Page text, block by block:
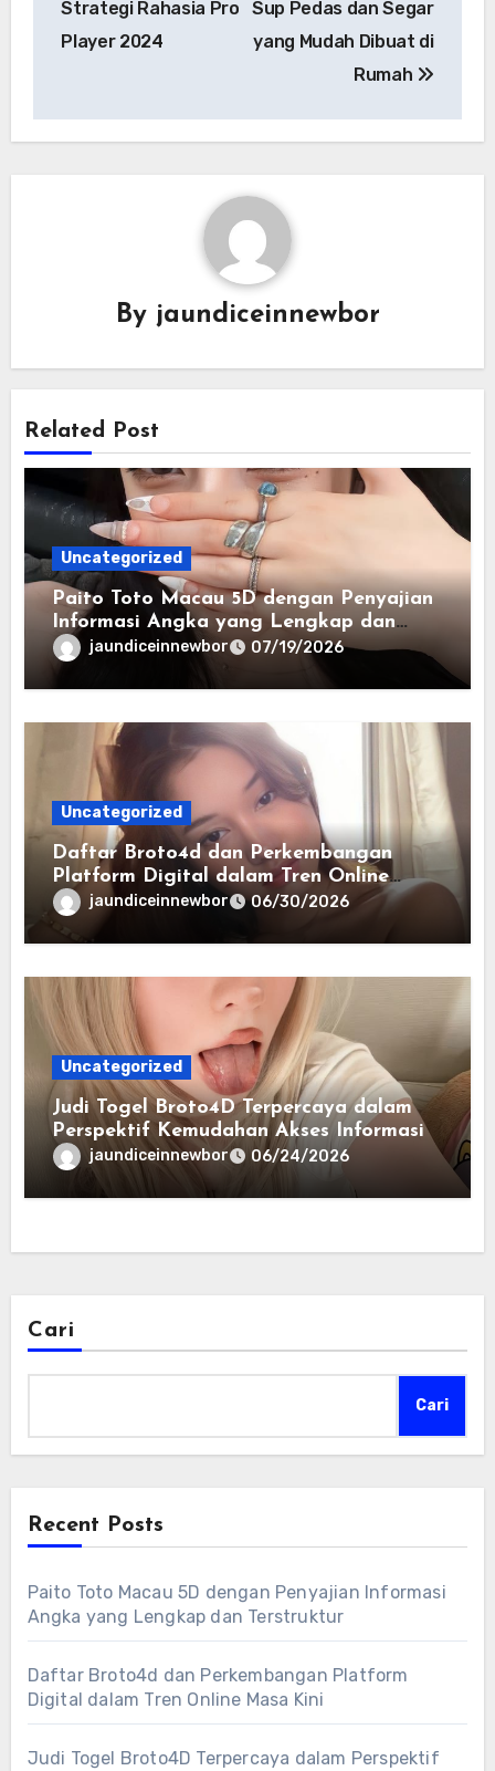
Strategi Rahasia Pro
Player 2024
Sup Pedas dan Segar
yang Mudah Dibuat di
Rumah
By jaundiceinnewbor
Related Post
Uncategorized
Paito Toto Macau 5D dengan Penyajian
Informasi Angka yang Lengkap dan
Terstruktur
jaundiceinnewbor 07/19/2026
Uncategorized
Daftar Broto4d dan Perkembangan
Platform Digital dalam Tren Online
Masa Kini
jaundiceinnewbor 06/30/2026
Uncategorized
Judi Togel Broto4D Terpercaya dalam
Perspektif Kemudahan Akses Informasi
jaundiceinnewbor 06/24/2026
Cari
Cari
Recent Posts
Paito Toto Macau 5D dengan Penyajian Informasi
Angka yang Lengkap dan Terstruktur
Daftar Broto4d dan Perkembangan Platform
Digital dalam Tren Online Masa Kini
Judi Togel Broto4D Terpercaya dalam Perspektif